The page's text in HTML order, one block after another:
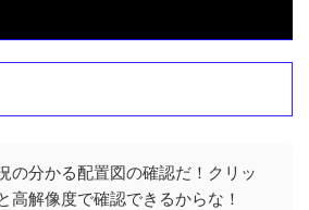
の分かる配置図の確認だ！クリッ
高解像度で確認できるからな！